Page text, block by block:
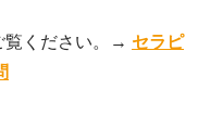
覧ください。→ セラピ